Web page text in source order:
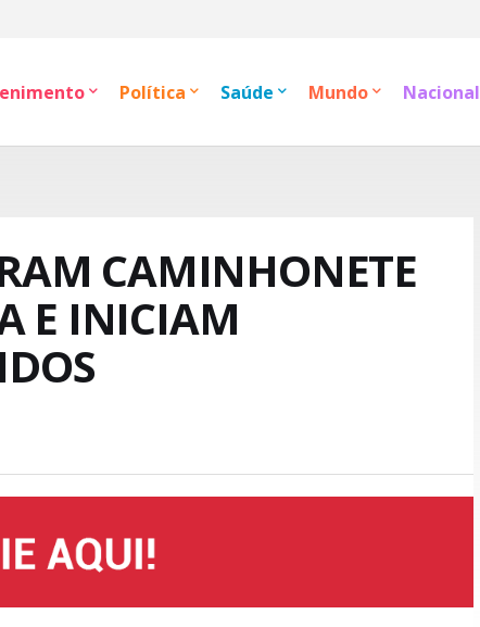
Política Saúde Mundo Nacional
CAMINHONETE
E INICIAM